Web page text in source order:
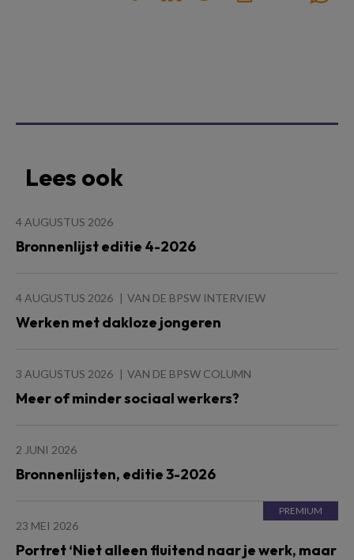
Lees ook
4 AUGUSTUS 2026
Bronnenlijst editie 4-2026
4 AUGUSTUS 2026 VAN DE BPSW INTERVIEW
Werken met dakloze jongeren
3 AUGUSTUS 2026 VAN DE BPSW COLUMN
Meer of minder sociaal werkers?
2 JUNI 2026
Bronnenlijsten, editie 3-2026
23 MEI 2026
Portret ‘Niet alleen fluitend naar je werk, maar